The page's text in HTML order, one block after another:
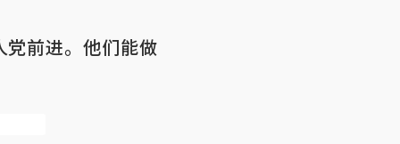
前进。他们能做